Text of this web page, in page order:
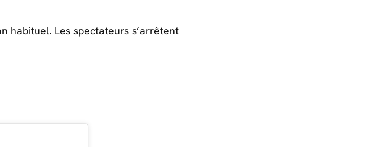
habituel. Les spectateurs s’arrêtent